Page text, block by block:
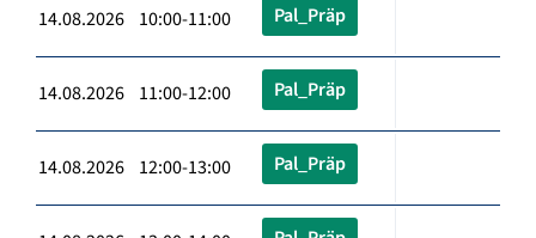
14.08.2026 10:00-11:00 Pal_Präp
14.08.2026 11:00-12:00 Pal_Präp
14.08.2026 12:00-13:00 Pal_Präp